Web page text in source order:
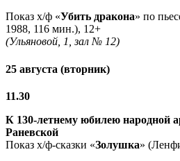
Показ х/ф «Убить дракона» по
1988, 116 мин.), 12+
(Ульяновой, 1, зал № 12)
25 августа (вторник)
11.30
К 130-летнему юбилею народной
Раневской
Показ х/ф-сказки «Золушка»